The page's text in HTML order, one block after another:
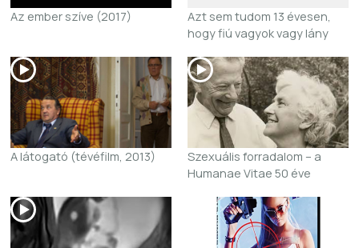
Az ember szíve (2017)
Azt sem tudom 13 évesen,
hogy fiú vagyok vagy lány
A látogató (tévéfilm, 2013)
Szexuális forradalom – a
Humanae Vitae 50 éve